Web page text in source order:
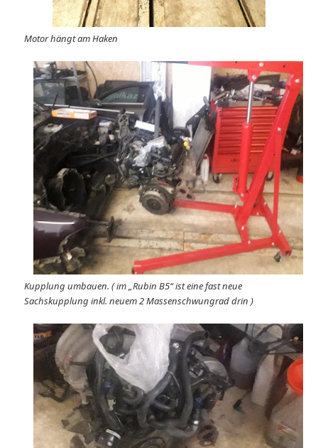
Motor hängt am Haken
Kupplung umbauen. ( im „Rubin B5“ ist eine fast neue
Sachskupplung inkl. neuem 2 Massenschwungrad drin )